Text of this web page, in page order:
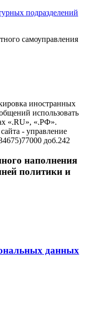
подразделений
самоуправления
иностранных
использовать
«.RU», «.РФ».
- управление
доб.242
наполнения
политики и
данных